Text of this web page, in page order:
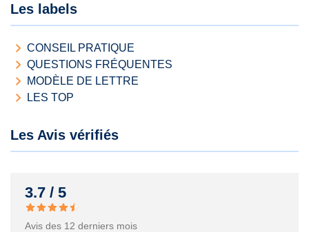
Les labels
CONSEIL PRATIQUE
QUESTIONS FRÉQUENTES
MODÈLE DE LETTRE
LES TOP
Les Avis vérifiés
3.7 / 5
Avis des 12 derniers mois